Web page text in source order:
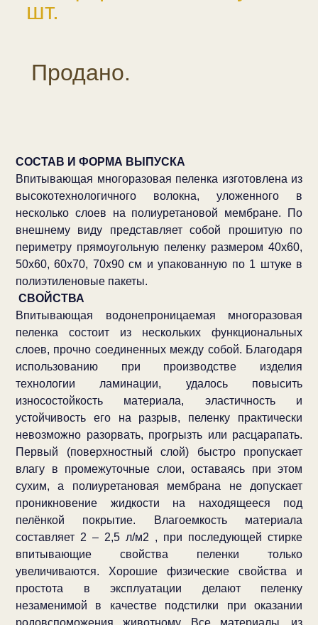
шт.
Продано.
СОСТАВ И ФОРМА ВЫПУСКА
Впитывающая многоразовая пеленка изготовлена из
высокотехнологичного волокна, уложенного в
несколько слоев на полиуретановой мембране. По
внешнему виду представляет собой прошитую по
периметру прямоугольную пеленку размером 40x60,
50x60, 60x70, 70x90 см и упакованную по 1 штуке в
полиэтиленовые пакеты.
СВОЙСТВА
Впитывающая водонепроницаемая многоразовая
пеленка состоит из нескольких функциональных
слоев, прочно соединенных между собой. Благодаря
использованию при производстве изделия
технологии ламинации, удалось повысить
износостойкость материала, эластичность и
устойчивость его на разрыв, пеленку практически
невозможно разорвать, прогрызть или расцарапать.
Первый (поверхностный слой) быстро пропускает
влагу в промежуточные слои, оставаясь при этом
сухим, а полиуретановая мембрана не допускает
проникновение жидкости на находящееся под
пелёнкой покрытие. Влагоемкость материала
составляет 2 – 2,5 л/м2 , при последующей стирке
впитывающие свойства пеленки только
увеличиваются. Хорошие физические свойства и
простота в эксплуатации делают пеленку
незаменимой в качестве подстилки при оказании
родовспоможения животному. Все материалы, из